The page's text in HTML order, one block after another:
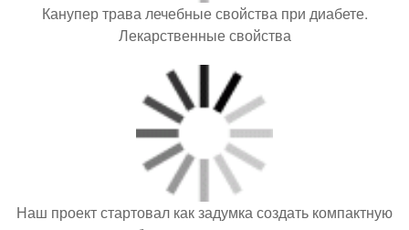
Наш проект стартовал как задумка создать компактную
беседку для отдыха.
Борная кислота - чудо - средство для шикарного урожая